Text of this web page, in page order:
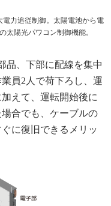
電力追従制御。太陽電池から電
太陽光パワコン制御機能。
品、下部に配線を集中
員2人で荷下ろし、運
えて、運転開始後に
合でも、ケーブルの
に復旧できるメリッ